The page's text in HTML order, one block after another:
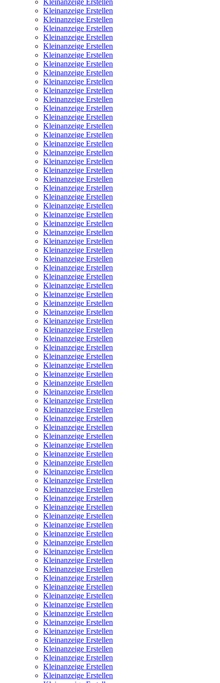
Kleinanzeige Erstellen
Kleinanzeige Erstellen
Kleinanzeige Erstellen
Kleinanzeige Erstellen
Kleinanzeige Erstellen
Kleinanzeige Erstellen
Kleinanzeige Erstellen
Kleinanzeige Erstellen
Kleinanzeige Erstellen
Kleinanzeige Erstellen
Kleinanzeige Erstellen
Kleinanzeige Erstellen
Kleinanzeige Erstellen
Kleinanzeige Erstellen
Kleinanzeige Erstellen
Kleinanzeige Erstellen
Kleinanzeige Erstellen
Kleinanzeige Erstellen
Kleinanzeige Erstellen
Kleinanzeige Erstellen
Kleinanzeige Erstellen
Kleinanzeige Erstellen
Kleinanzeige Erstellen
Kleinanzeige Erstellen
Kleinanzeige Erstellen
Kleinanzeige Erstellen
Kleinanzeige Erstellen
Kleinanzeige Erstellen
Kleinanzeige Erstellen
Kleinanzeige Erstellen
Kleinanzeige Erstellen
Kleinanzeige Erstellen
Kleinanzeige Erstellen
Kleinanzeige Erstellen
Kleinanzeige Erstellen
Kleinanzeige Erstellen
Kleinanzeige Erstellen
Kleinanzeige Erstellen
Kleinanzeige Erstellen
Kleinanzeige Erstellen
Kleinanzeige Erstellen
Kleinanzeige Erstellen
Kleinanzeige Erstellen
Kleinanzeige Erstellen
Kleinanzeige Erstellen
Kleinanzeige Erstellen
Kleinanzeige Erstellen
Kleinanzeige Erstellen
Kleinanzeige Erstellen
Kleinanzeige Erstellen
Kleinanzeige Erstellen
Kleinanzeige Erstellen
Kleinanzeige Erstellen
Kleinanzeige Erstellen
Kleinanzeige Erstellen
Kleinanzeige Erstellen
Kleinanzeige Erstellen
Kleinanzeige Erstellen
Kleinanzeige Erstellen
Kleinanzeige Erstellen
Kleinanzeige Erstellen
Kleinanzeige Erstellen
Kleinanzeige Erstellen
Kleinanzeige Erstellen
Kleinanzeige Erstellen
Kleinanzeige Erstellen
Kleinanzeige Erstellen
Kleinanzeige Erstellen
Kleinanzeige Erstellen
Kleinanzeige Erstellen
Kleinanzeige Erstellen
Kleinanzeige Erstellen
Kleinanzeige Erstellen
Kleinanzeige Erstellen
Kleinanzeige Erstellen
Kleinanzeige Erstellen